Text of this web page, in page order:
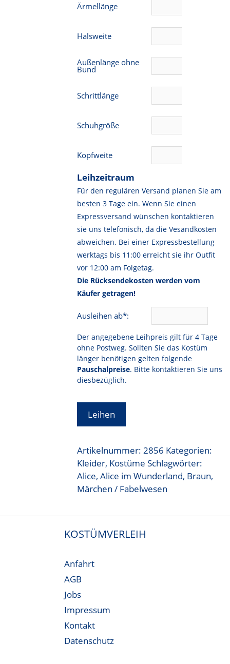
Ärmellänge
Halsweite
Außenlänge ohne
Bund
Schrittlänge
Schuhgröße
Kopfweite
Leihzeitraum
Für den regulären Versand planen Sie am
besten 3 Tage ein. Wenn Sie einen
Expressversand wünschen kontaktieren
sie uns telefonisch, da die Vesandkosten
abweichen. Bei einer Expressbestellung
werktags bis 11:00 erreicht sie ihr Outfit
vor 12:00 am Folgetag.
Die Rücksendekosten werden vom
Käufer getragen!
Ausleihen ab*:
Der angegebene Leihpreis gilt für 4 Tage
ohne Postweg. Sollten Sie das Kostüm
länger benötigen gelten folgende
Pauschalpreise. Bitte kontaktieren Sie uns
diesbezüglich.
Leihen
Artikelnummer:2856 Kategorien:
Kleider, Kostüme Schlagwörter:
Alice,Alice im Wunderland, Braun,
Märchen / Fabelwesen
KOSTÜMVERLEIH
Anfahrt
AGB
Jobs
Impressum
Kontakt
Datenschutz